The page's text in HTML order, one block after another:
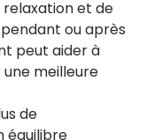
relaxation et de
ou après
peut aider à
meilleure
de
équilibre